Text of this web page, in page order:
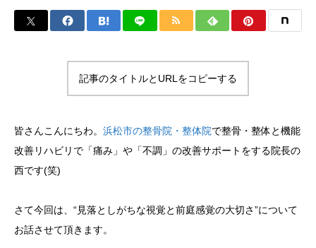
記事のタイトルとURLをコピーする
皆さんこんにちわ。 浜松市の整骨院・整体院で整骨・整体と機能
改善リハビリで「痛み」や「不調」の改善サポートをする院長の
西です(笑)
さて今回は、“見落としがちな視覚と前庭感覚の大切さ”について
お話させて頂きます。